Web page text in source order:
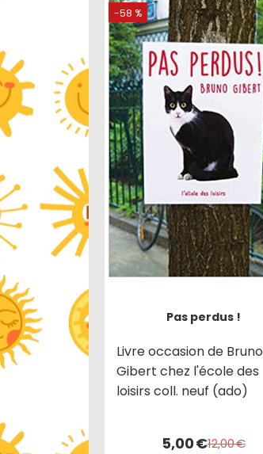
-58 %
Pas perdus !
Livre occasion de Bruno
Gibert chez l'école des
loisirs coll. neuf (ado)
5,00€12,00€